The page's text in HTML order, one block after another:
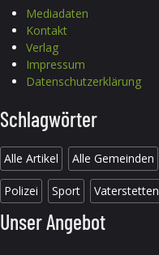
Mediadaten
Kontakt
Verlag
Impressum
Datenschutzerklärung
Schlagwörter
Alle Artikel Alle Gemeinden
Polizei Sport Vaterstetten
Unser Angebot